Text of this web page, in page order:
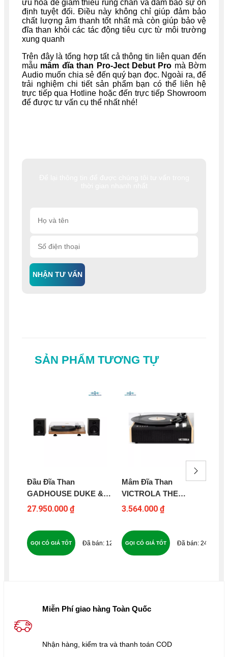
NHẬN TƯ VẤN
ưu hóa để giảm thiểu rung chấn và đảm bảo sự ổn
định tuyệt đối. Điều này không chỉ giúp đảm bảo
chất lượng âm thanh tốt nhất mà còn giúp bảo vệ
đĩa than khỏi các tác động tiêu cực từ môi trường
xung quanh
Trên đây là tổng hợp tất cả thông tin liên quan đến
mẫu mâm đĩa than Pro-Ject Debut Pro mà Bờm
Audio muốn chia sẻ đến quý bạn đọc. Ngoài ra, để
trải nghiệm chi tiết sản phẩm bạn có thể liên hệ
trực tiếp qua Hotline hoặc đến trực tiếp Showroom
để được tư vấn cụ thể nhất nhé!
SẢN PHẨM TƯƠNG TỰ
Đầu Đĩa Than
GADHOUSE DUKE &
ROY
27.950.000 ₫
127
GỌI CÓ GIÁ TỐT
Mâm Đĩa Than
VICTROLA THE
EASTWOOD
3.564.000 ₫
240
GỌI CÓ GIÁ TỐT
Miễn Phí giao hàng Toàn Quốc
Nhận hàng, kiểm tra và thanh toán COD